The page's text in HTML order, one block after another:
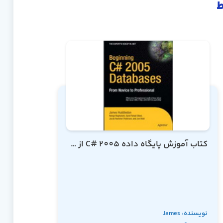
کتاب آموزش پایگاه داده C# 2005 از مقدماتی تا پیشرفته
نویسنده: James